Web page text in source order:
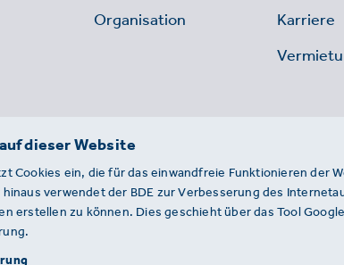
Organisation
Karriere
dieser Website
Cookies ein, die für das einwandfreie Funktionieren der
hinaus verwendet der BDE zur Verbesserung des
erstellen zu können. Dies geschieht über das Tool